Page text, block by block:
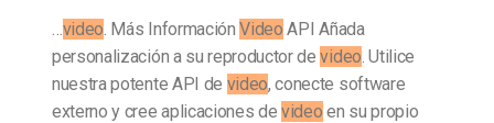
video . Más InformaciónVideo API Añada
personalización a su reproductor devideo . Utilice
nuestra potente API de video, conecte software
externo y cree aplicaciones devideo en su propio